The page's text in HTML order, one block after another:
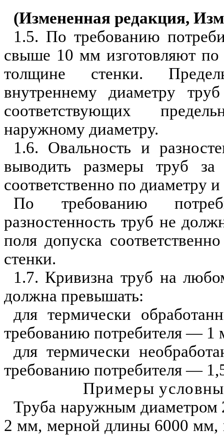
(Измененная редакция,
1.5. По требованию
свыше 10 мм изготовляют по
толщине стенки.
внутреннему диаметру
соответствующих
наружному диаметру.
1.6. Овальность и
выводить размеры труб за
соответственно по диаметру
По требованию потреб
разностенность труб не
поля допуска
стенки.
1.7. Кривизна труб на
должна превышать:
для термически обраб
требованию потребителя — 1
для термически
требованию потребителя —
Примеры
Труба наружным
2 мм, мерной длины 6000 мм,